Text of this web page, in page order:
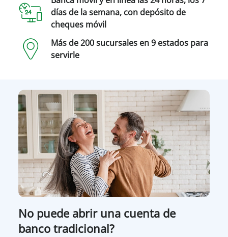
días de la semana, con depósito de
cheques móvil
Más de 200 sucursales en 9 estados para
servirle
No puede abrir una cuenta de
banco tradicional?